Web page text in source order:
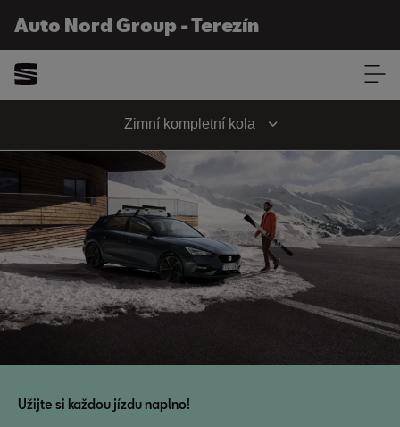
Auto Nord Group - Terezín
Auto Nord Group - Terezín
Zimní kompletní kola
Užijte si každou jízdu naplno!